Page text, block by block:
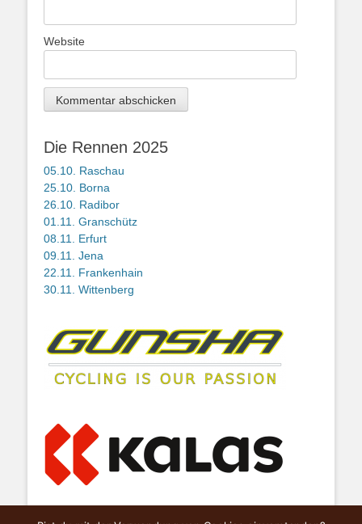
Website
Die Rennen 2025
05.10. Raschau
25.10. Borna
26.10. Radibor
01.11. Granschütz
08.11. Erfurt
09.11. Jena
22.11. Frankenhain
30.11. Wittenberg